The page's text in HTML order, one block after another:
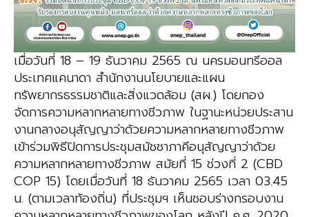
เมื่อวันที่ 18 – 19 ธันวาคม 2565 ณ นครมอนทรีออล
ประเทศแคนาดา สำนักงานนโยบายและแผน
ทรัพยากรธรรมชาติและสิ่งแวดล้อม (สผ.) โดยกอง
จัดการความหลากหลายทางชีวภาพ ในฐานะหน่วยประสาน
งานกลางอนุสัญญาว่าด้วยความหลากหลายทางชีวภาพ
เข้าร่วมพิธีปิดการประชุมสมัชชาภาคีอนุสัญญาว่าด้วย
ความหลากหลายทางชีวภาพ สมัยที่ 15 ช่วงที่ 2 (CBD
COP 15) โดยเมื่อวันที่ 18 ธันวาคม 2565 เวลา 03.45
น. (ตามเวลาท้องถิ่น) ที่ประชุมฯ เห็นชอบร่างกรอบงาน